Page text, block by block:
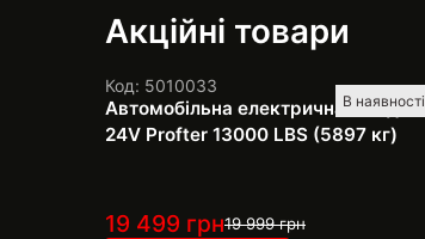
Акційні товари
В наявності
Код: 5010033
Автомобільна електрична лебідка
24V Profter 13000 LBS (5897 кг)
19 499 грн19 999грн